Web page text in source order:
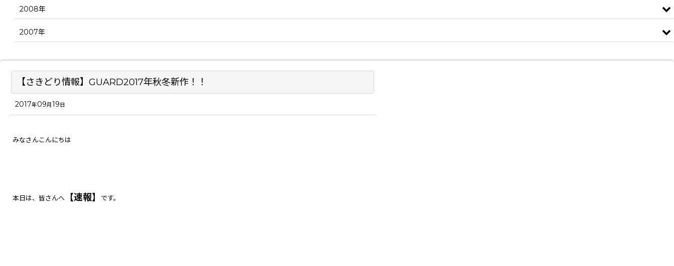
【さきどり情報】GUARD2017年秋冬新作！！
2017年09月19日
みなさんこんにちは
本日は、皆さんへ 【速報】 です。
2008年
2007年